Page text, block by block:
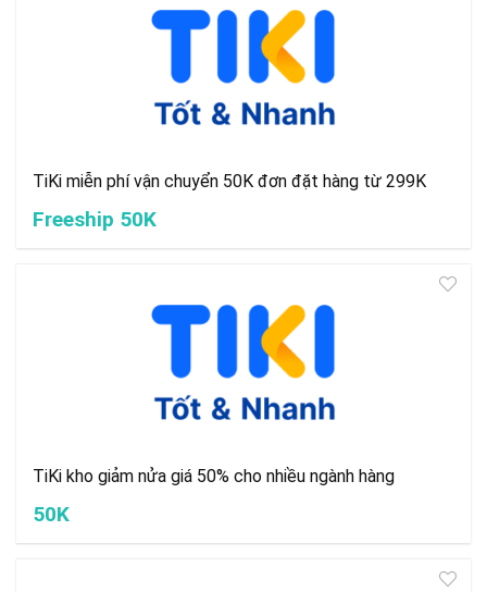
TiKi miễn phí vận chuyển 50K đơn đặt hàng từ 299K
Freeship 50K
TiKi kho giảm nửa giá 50% cho nhiều ngành hàng
50K